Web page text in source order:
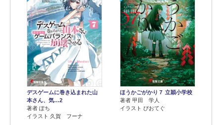
デスゲームに巻き込まれた山
本さん、気…2
著者 ぽち
イラスト 久賀 フーナ
ほうかごがかり７ 立穎小学校
著者 甲田 学人
イラスト ぴおてぐ